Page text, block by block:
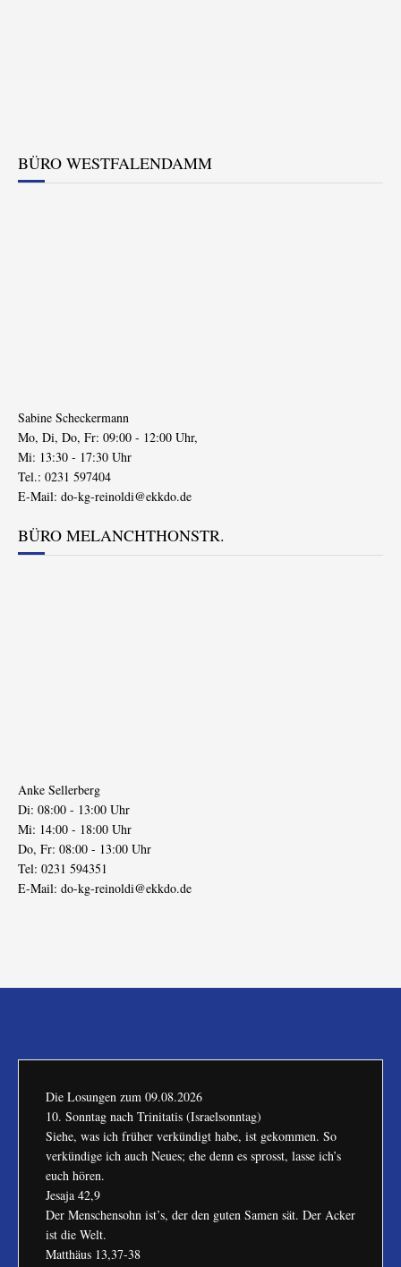
BÜRO WESTFALENDAMM
Sabine Scheckermann
Mo, Di, Do, Fr: 09:00 - 12:00 Uhr,
Mi: 13:30 - 17:30 Uhr
Tel.: 0231 597404
E-Mail: do-kg-reinoldi@ekkdo.de
BÜRO MELANCHTHONSTR.
Anke Sellerberg
Di: 08:00 - 13:00 Uhr
Mi: 14:00 - 18:00 Uhr
Do, Fr: 08:00 - 13:00 Uhr
Tel: 0231 594351
E-Mail: do-kg-reinoldi@ekkdo.de
Die Losungen zum 09.08.2026
10. Sonntag nach Trinitatis (Israelsonntag)
Siehe, was ich früher verkündigt habe, ist gekommen. So
verkündige ich auch Neues; ehe denn es sprosst, lasse ich’s
euch hören.
Jesaja 42,9
Der Menschensohn ist’s, der den guten Samen sät. Der Acker
ist die Welt.
Matthäus 13,37-38